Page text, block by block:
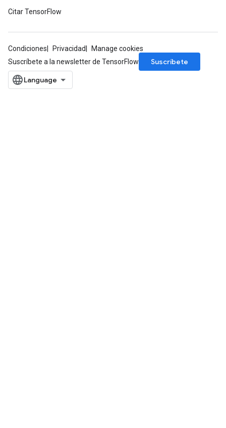
Citar TensorFlow
Condiciones Privacidad
Manage cookies
Suscríbete a la newsletter de TensorFlow
Suscríbete